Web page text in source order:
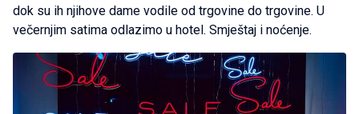
dok su ih njihove dame vodile od trgovine do trgovine. U
večernjim satima odlazimo u hotel. Smještaj i noćenje.